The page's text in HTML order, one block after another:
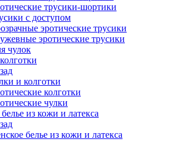
трусики-шортики
с доступом
эротические трусики
эротические трусики
чулок
и колготки
колготки
чулки
из кожи и латекса
белье из кожи и латекса